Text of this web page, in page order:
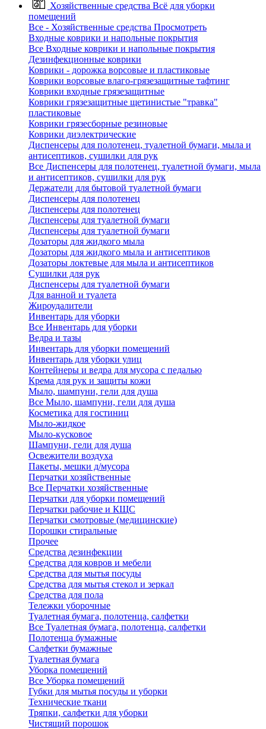
Хозяйственные средства Всё для уборки
помещений
Все - Хозяйственные средства Просмотреть
Входные коврики и напольные покрытия
Все Входные коврики и напольные покрытия
Дезинфекционные коврики
Коврики - дорожка ворсовые и пластиковые
Коврики ворсовые влаго-грязезащитные тафтинг
Коврики входные грязезащитные
Коврики грязезащитные щетинистые "травка"
пластиковые
Коврики грязесборные резиновые
Коврики диэлектрические
Диспенсеры для полотенец, туалетной бумаги, мыла и
антисептиков, сушилки для рук
Все Диспенсеры для полотенец, туалетной бумаги, мыла
и антисептиков, сушилки для рук
Держатели для бытовой туалетной бумаги
Диспенсеры для полотенец
Диспенсеры для полотенец
Диспенсеры для туалетной бумаги
Диспенсеры для туалетной бумаги
Дозаторы для жидкого мыла
Дозаторы для жидкого мыла и антисептиков
Дозаторы локтевые для мыла и антисептиков
Сушилки для рук
Диспенсеры для туалетной бумаги
Для ванной и туалета
Жироудалители
Инвентарь для уборки
Все Инвентарь для уборки
Ведра и тазы
Инвентарь для уборки помещений
Инвентарь для уборки улиц
Контейнеры и ведра для мусора с педалью
Крема для рук и защиты кожи
Мыло, шампуни, гели для душа
Все Мыло, шампуни, гели для душа
Косметика для гостиниц
Мыло-жидкое
Мыло-кусковое
Шампуни, гели для душа
Освежители воздуха
Пакеты, мешки д/мусора
Перчатки хозяйственные
Все Перчатки хозяйственные
Перчатки для уборки помещений
Перчатки рабочие и КЩС
Перчатки смотровые (медицинские)
Порошки стиральные
Прочее
Средства дезинфекции
Средства для ковров и мебели
Средства для мытья посуды
Средства для мытья стекол и зеркал
Средства для пола
Тележки уборочные
Туалетная бумага, полотенца, салфетки
Все Туалетная бумага, полотенца, салфетки
Полотенца бумажные
Салфетки бумажные
Туалетная бумага
Уборка помещений
Все Уборка помещений
Губки для мытья посуды и уборки
Технические ткани
Тряпки, салфетки для уборки
Чистящий порошок